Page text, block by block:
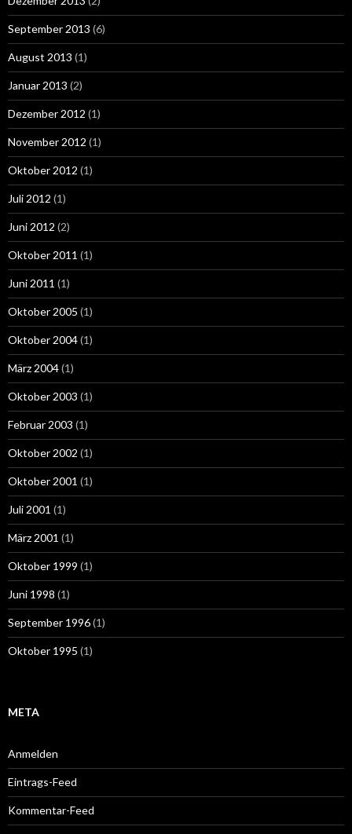
September 2013 (6)
August 2013 (1)
Januar 2013 (2)
Dezember 2012 (1)
November 2012 (1)
Oktober 2012 (1)
Juli 2012 (1)
Juni 2012 (2)
Oktober 2011 (1)
Juni 2011 (1)
Oktober 2005 (1)
Oktober 2004(1)
März 2004(1)
Oktober 2003 (1)
Februar 2003 (1)
Oktober 2002 (1)
Oktober 2001 (1)
Juli 2001 (1)
März 2001 (1)
Oktober 1999 (1)
Juni 1998 (1)
September 1996(1)
Oktober 1995 (1)
META
Anmelden
Eintrags-Feed
Kommentar-Feed